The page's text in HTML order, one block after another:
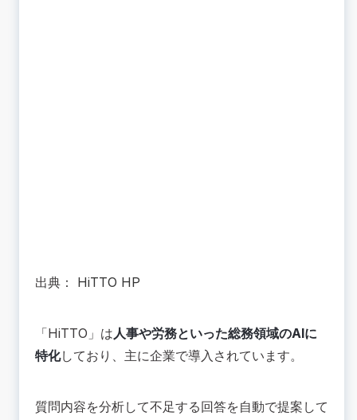
出典： HiTTO HP
「HiTTO」は人事や労務といった総務領域のAIに
特化しており、主に企業で導入されています。
質問内容を分析して不足する回答を自動で提案して